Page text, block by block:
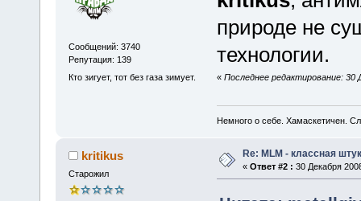
Сообщений: 3740
Репутация: 139
Кто зигует, тот без газа зимует.
природе не
технологии.
« Последнее редактирование: 30
Немного о себе. Хамаскетичен.
kritikus
Старожил
Re: MLM - классная
« Ответ #2 : 30 Декабря